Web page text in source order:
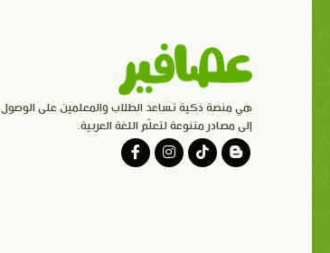
هي منصة ذكية تساعد الطلاب والمعلمين على الوصول
إلى مصادر متنوعة لتعلّم اللغة العربية.